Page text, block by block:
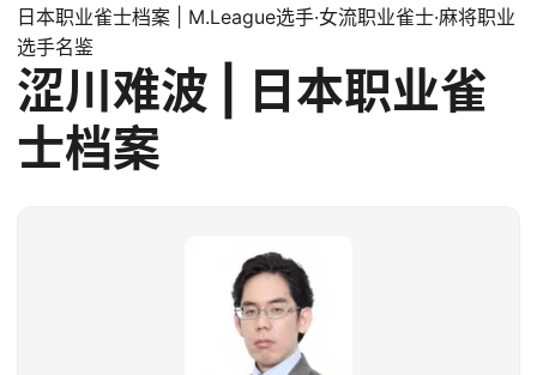
日本职业雀士档案 | M.League选手·女流职业雀士·麻将职业
选手名鉴
涩川难波 | 日本职业雀
士档案